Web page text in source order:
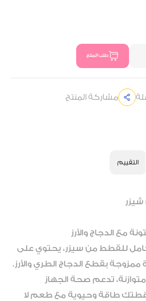
طلب المنتج
مشاركة المنتج
التقييم
شيزر
مع الدجاج والأرز
للقطط من سيزر، يحتوي على
ممزوجة بقطع الدجاج الطري والأرز.
تدعم صحة الجهاز
طاقة وحيوية مع طعم لا